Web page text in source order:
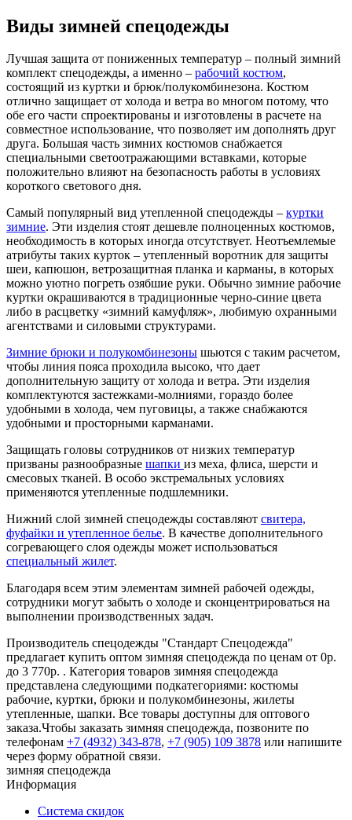
Виды зимней спецодежды
Лучшая защита от пониженных температур – полный зимний
комплект спецодежды, а именно – рабочий костюм,
состоящий из куртки и брюк/полукомбинезона. Костюм
отлично защищает от холода и ветра во многом потому, что
обе его части спроектированы и изготовлены в расчете на
совместное использование, что позволяет им дополнять друг
друга. Большая часть зимних костюмов снабжается
специальными светоотражающими вставками, которые
положительно влияют на безопасность работы в условиях
короткого светового дня.
Самый популярный вид утепленной спецодежды – куртки
зимние. Эти изделия стоят дешевле полноценных костюмов,
необходимость в которых иногда отсутствует. Неотъемлемые
атрибуты таких курток – утепленный воротник для защиты
шеи, капюшон, ветрозащитная планка и карманы, в которых
можно уютно погреть озябшие руки. Обычно зимние рабочие
куртки окрашиваются в традиционные черно-синие цвета
либо в расцветку «зимний камуфляж», любимую охранными
агентствами и силовыми структурами.
Зимние брюки и полукомбинезоны шьются с таким расчетом,
чтобы линия пояса проходила высоко, что дает
дополнительную защиту от холода и ветра. Эти изделия
комплектуются застежками-молниями, гораздо более
удобными в холода, чем пуговицы, а также снабжаются
удобными и просторными карманами.
Защищать головы сотрудников от низких температур
призваны разнообразные шапки из меха, флиса, шерсти и
смесовых тканей. В особо экстремальных условиях
применяются утепленные подшлемники.
Нижний слой зимней спецодежды составляют свитера,
фуфайки и утепленное белье. В качестве дополнительного
согревающего слоя одежды может использоваться
специальный жилет.
Благодаря всем этим элементам зимней рабочей одежды,
сотрудники могут забыть о холоде и сконцентрироваться на
выполнении производственных задач.
Производитель спецодежды "Стандарт Спецодежда"
предлагает купить оптом зимняя спецодежда по ценам от 0р.
до 3 770р. . Категория товаров зимняя спецодежда
представлена следующими подкатегориями: костюмы
рабочие, куртки, брюки и полукомбинезоны, жилеты
утепленные, шапки. Все товары доступны для оптового
заказа.Чтобы заказать зимняя спецодежда, позвоните по
телефонам +7 (4932) 343-878, +7 (905) 109 3878 или напишите
через форму обратной связи.
зимняя спецодежда
Информация
Система скидок